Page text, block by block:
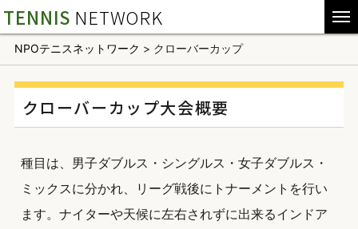
TENNIS NETWORK
NPOテニスネットワーク > クローバーカップ
クローバーカップ大会概要
種目は、男子ダブルス・シングルス・女子ダブルス・
ミックスに分かれ、リーグ戦後にトナーメントを行い
ます。ナイターや天候に左右されずに出来るインドア